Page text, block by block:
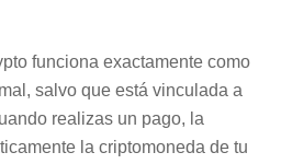
funciona exactamente como
salvo que está vinculada a
realizas un pago, la
la criptomoneda de tu